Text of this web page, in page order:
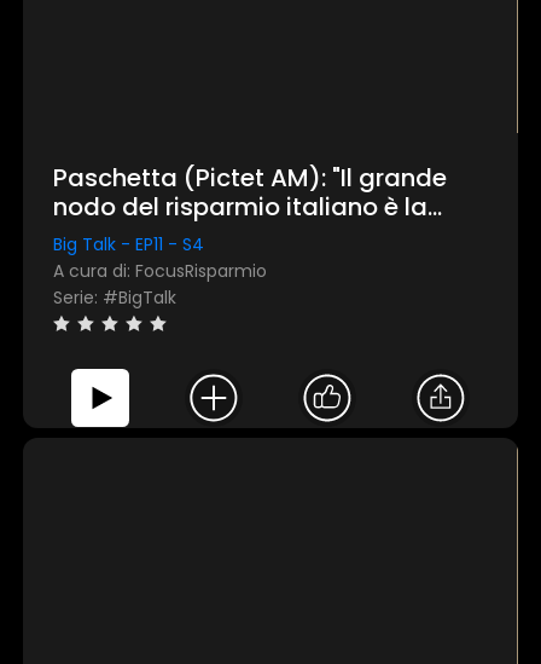
Paschetta (Pictet AM): "Il grande
nodo del risparmio italiano è la
paura del rischio"
Big Talk - EP11 - S4
A cura di: FocusRisparmio
Serie: #BigTalk
×
2 stars
1 star